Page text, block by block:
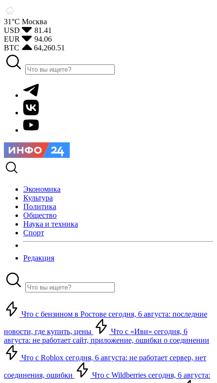
31°С Москва
USD
81.41
EUR
94.06
BTC
64,260.51
Экономика
Культура
Политика
Общество
Наука и техника
Спорт
Редакция
Что с бензином в Ростове сегодня, 6 августа: последние
новости, где купить, цены
Что с «Иви» сегодня, 6
августа: не работает сайт, приложение, ошибки о соединении
Что с Roblox сегодня, 6 августа: не работает сервер, нет
соединения, ошибки Что с Wildberries сегодня, 6 августа: